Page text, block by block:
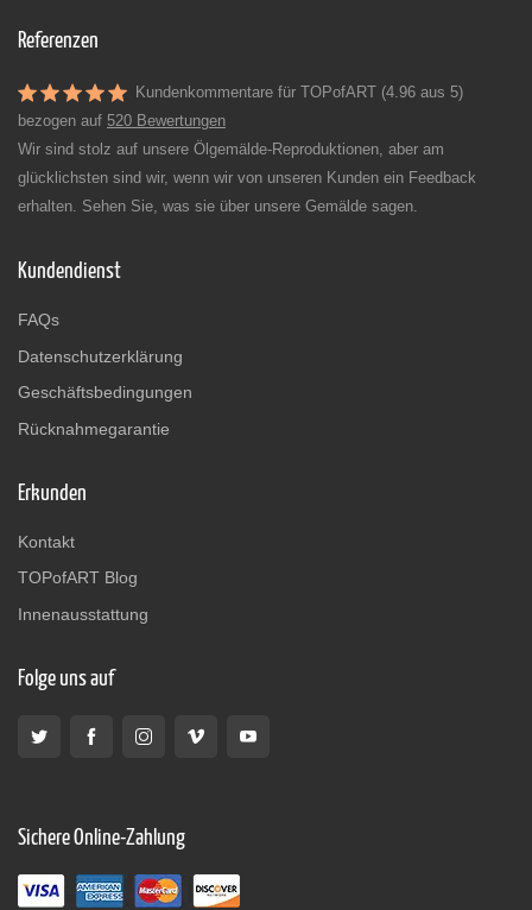
Referenzen
Kundenkommentare für TOPofART (4.96 aus 5)
bezogen auf 520 Bewertungen
Wir sind stolz auf unsere Ölgemälde-Reproduktionen, aber am
glücklichsten sind wir, wenn wir von unseren Kunden ein Feedback
erhalten. Sehen Sie, was sie über unsere Gemälde sagen.
Kundendienst
FAQs
Datenschutzerklärung
Geschäftsbedingungen
Rücknahmegarantie
Erkunden
Kontakt
TOPofART Blog
Innenausstattung
Folge uns auf
Sichere Online-Zahlung